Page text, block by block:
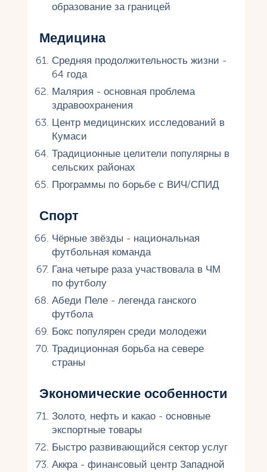
образование за границей
Медицина
Средняя продолжительность жизни -
64 года
Малярия - основная проблема
здравоохранения
Центр медицинских исследований в
Кумаси
Традиционные целители популярны в
сельских районах
Программы по борьбе с ВИЧ/СПИД
Спорт
Чёрные звёзды - национальная
футбольная команда
Гана четыре раза участвовала в ЧМ
по футболу
Абеди Пеле - легенда ганского
футбола
Бокс популярен среди молодежи
Традиционная борьба на севере
страны
Экономические особенности
Золото, нефть и какао - основные
экспортные товары
Быстро развивающийся сектор услуг
Аккра - финансовый центр Западной